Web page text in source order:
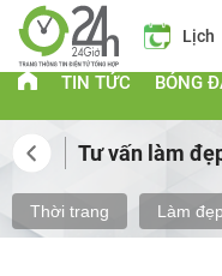
Giá xăng Lịch
TIN TỨC BÓNG
Tư vấn làm
Thời trang Làm đẹp